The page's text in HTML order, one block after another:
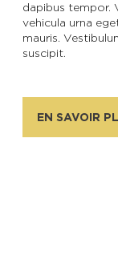
En couple
dapibus tempor.
vehicula urna
mauris.
suscipit.
EN SAVOIR